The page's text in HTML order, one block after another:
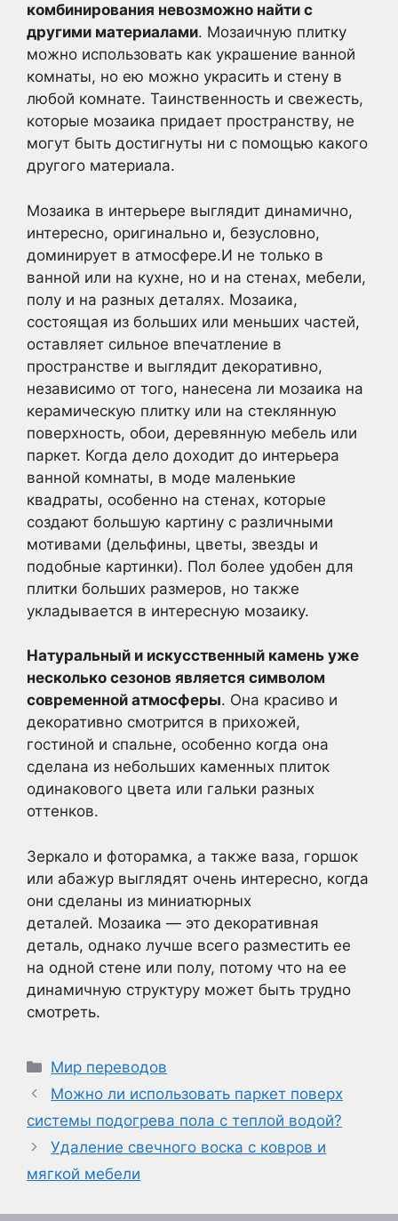
комбинирования невозможно найти с
другими материалами. Мозаичную плитку
можно использовать как украшение ванной
комнаты, но ею можно украсить и стену в
любой комнате. Таинственность и свежесть,
которые мозаика придает пространству, не
могут быть достигнуты ни с помощью какого
другого материала.
Мозаика в интерьере выглядит динамично,
интересно, оригинально и, безусловно,
доминирует в атмосфере.И не только в
ванной или на кухне, но и на стенах, мебели,
полу и на разных деталях. Мозаика,
состоящая из больших или меньших частей,
оставляет сильное впечатление в
пространстве и выглядит декоративно,
независимо от того, нанесена ли мозаика на
керамическую плитку или на стеклянную
поверхность, обои, деревянную мебель или
паркет. Когда дело доходит до интерьера
ванной комнаты, в моде маленькие
квадраты, особенно на стенах, которые
создают большую картину с различными
мотивами (дельфины, цветы, звезды и
подобные картинки). Пол более удобен для
плитки больших размеров, но также
укладывается в интересную мозаику.
Натуральный и искусственный камень уже
несколько сезонов является символом
современной атмосферы. Она красиво и
декоративно смотрится в прихожей,
гостиной и спальне, особенно когда она
сделана из небольших каменных плиток
одинакового цвета или гальки разных
оттенков.
Зеркало и фоторамка, а также ваза, горшок
или абажур выглядят очень интересно, когда
они сделаны из миниатюрных
деталей. Мозаика — это декоративная
деталь, однако лучше всего разместить ее
на одной стене или полу, потому что на ее
динамичную структуру может быть трудно
смотреть.
Рубрики
Мир переводов
Можно ли использовать паркет поверх
системы подогрева пола с теплой водой?
Удаление свечного воска с ковров и
мягкой мебели